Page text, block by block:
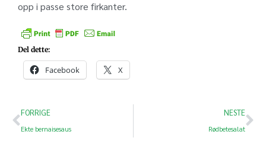
opp i passe store firkanter.
Del dette:
Facebook X
FORRIGE
Ekte bernaisesaus
NESTE
Rødbetesalat